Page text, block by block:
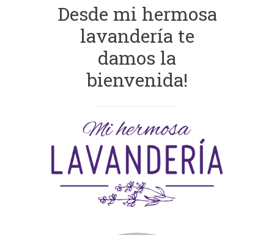
Desde mi hermosa
lavandería te
damos la
bienvenida!